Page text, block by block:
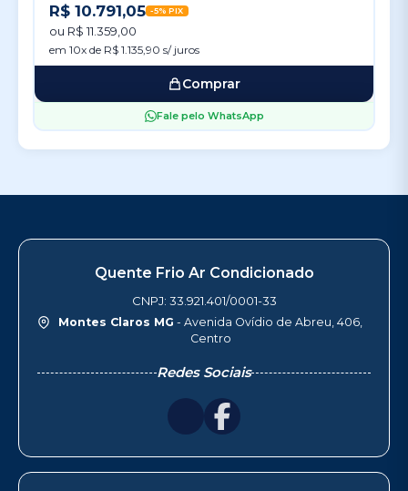
R$ 10.791,05 -5% PIX
ou R$ 11.359,00
em 10x de R$ 1.135,90 s/ juros
Comprar
Fale pelo WhatsApp
Quente Frio Ar Condicionado
CNPJ: 33.921.401/0001-33
Montes Claros MG - Avenida Ovídio de Abreu, 406,
Centro
Redes Sociais